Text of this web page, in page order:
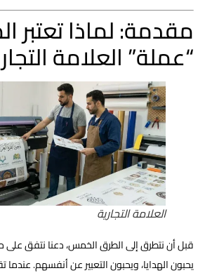
مقدمة: لماذا تعتبر
“عملة” العلامة
العلامة التجارية
قبل أن نتطرق إلى الطرق الخمس، دعنا نتفق
يحبون الهدايا، ويحبون التعبير عن أنفسهم.